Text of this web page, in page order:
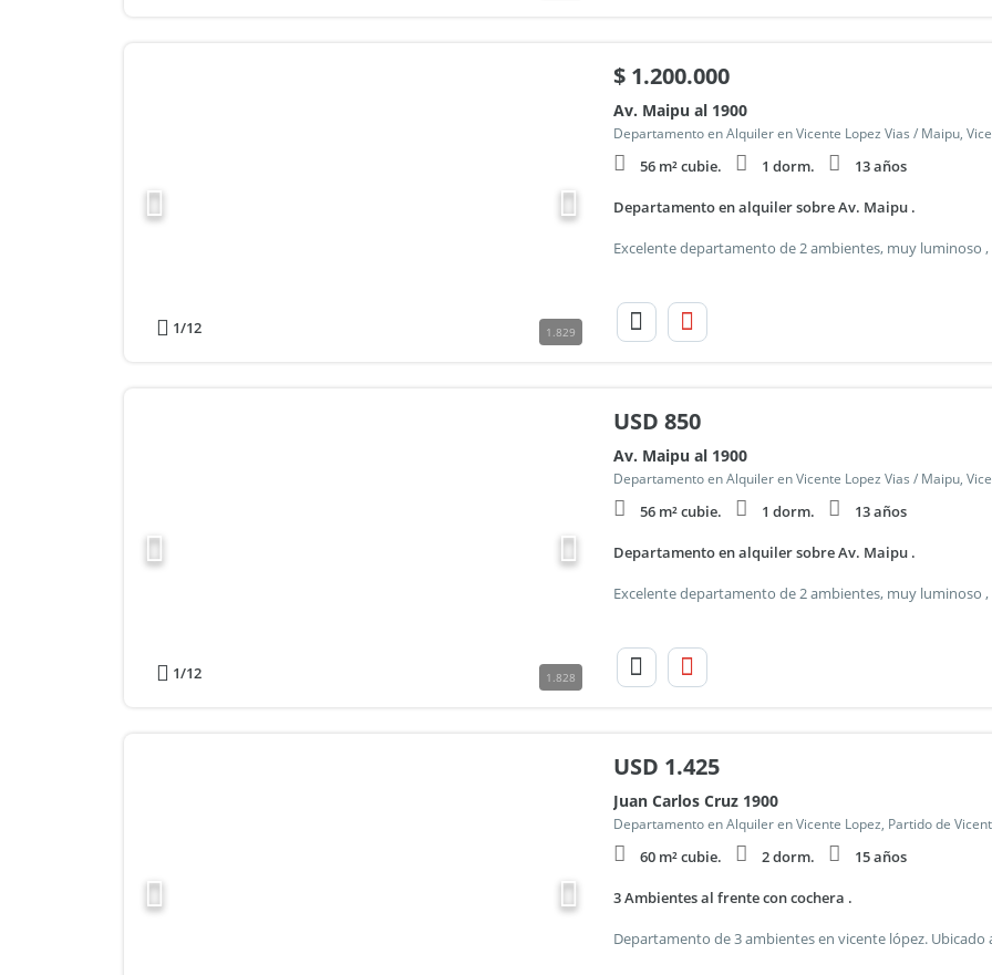
1/12 1.829
$1.200.000
Av. Maipu al 1900
Departamento en Alquiler en Vicente Lopez Vias / Maipu,
56 m² cubie. 1 dorm. 13 años
Departamento en alquiler sobre Av. Maipu .
1/12 1.828
USD 850
Av. Maipu al 1900
Departamento en Alquiler en Vicente Lopez Vias / Maipu,
56 m² cubie. 1 dorm. 13 años
Departamento en alquiler sobre Av. Maipu .
USD 1.425
Juan Carlos Cruz 1900
Departamento en Alquiler en Vicente Lopez, Partido de
60 m² cubie. 2 dorm. 15 años
3 Ambientes al frente con cochera .